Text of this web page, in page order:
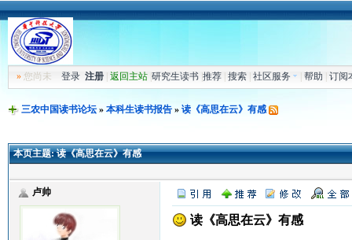
»您尚未 登录 注册| 返回主站| 研究生读书| 推荐| 搜索| 社区服务 帮助 订阅
三农中国读书论坛» 本科生读书报告» 读《高思在云》有感
本页主题:读《高思在云》有感
卢帅
读《高思在云》有感